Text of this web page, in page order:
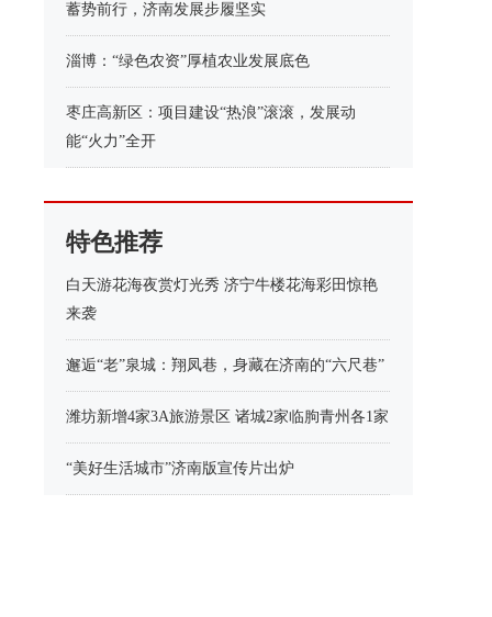
蓄势前行，济南发展步履坚实
淄博：“绿色农资”厚植农业发展底色
枣庄高新区：项目建设“热浪”滚滚，发展动
能“火力”全开
特色推荐
白天游花海夜赏灯光秀 济宁牛楼花海彩田惊艳
来袭
邂逅“老”泉城：翔凤巷，身藏在济南的“六尺巷”
潍坊新增4家3A旅游景区 诸城2家临朐青州各1家
“美好生活城市”济南版宣传片出炉